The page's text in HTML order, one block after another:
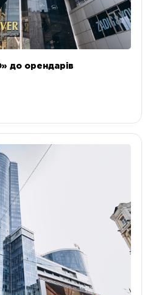
до орендарів